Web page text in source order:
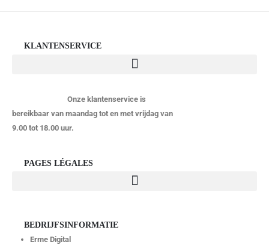
KLANTENSERVICE
Onze klantenservice is
bereikbaar van maandag tot en met vrijdag van
9.00 tot 18.00 uur.
PAGES LÉGALES
BEDRIJFSINFORMATIE
Erme Digital